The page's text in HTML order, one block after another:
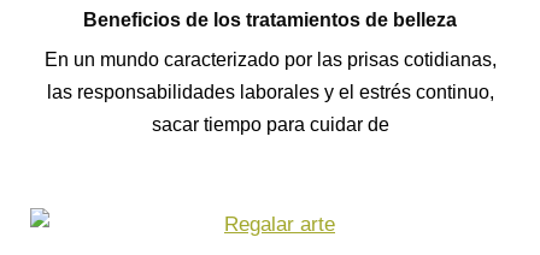
Beneficios de los tratamientos de belleza
En un mundo caracterizado por las prisas cotidianas,
las responsabilidades laborales y el estrés continuo,
sacar tiempo para cuidar de